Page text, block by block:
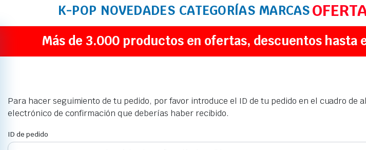
K-POP NOVEDADES CATEGORÍAS MARCAS
Más de 3.000 productos en ofertas, descuentos hasta
Para hacer seguimiento de tu pedido, por favor introduce el ID de tu pedido en el cuadro de
electrónico de confirmación que deberías haber recibido.
ID de pedido